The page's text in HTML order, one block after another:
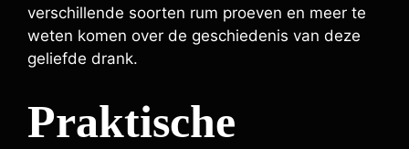
verschillende soorten rum proeven en meer te
weten komen over de geschiedenis van deze
geliefde drank.
Praktische